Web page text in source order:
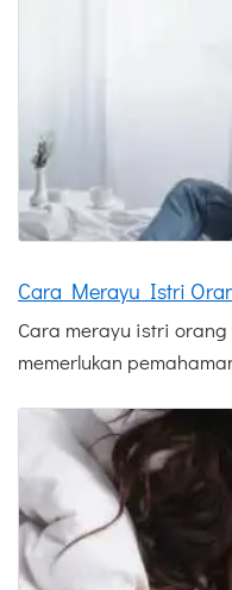
Cara Merayu Istri
Cara merayu istri
memerlukan